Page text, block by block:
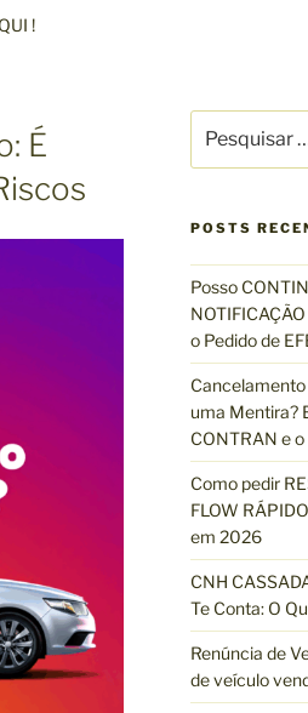
!
É
s
u
s
a
r
p
o
r
:
POSTS
Posso
o Pedido de
Cancelamento
uma Mentira?
CONTRAN e
Como pedir
FLOW
em 2026
CNH
Te Conta: O
Renúncia de
de veículo